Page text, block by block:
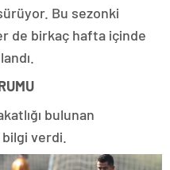
sürüyor. Bu sezonki
de birkaç hafta içinde
bulunan
verdi.